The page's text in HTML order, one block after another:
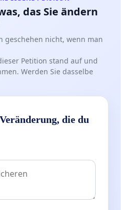
das Sie ändern
geschehen nicht, wenn man
Petition stand auf und
Werden Sie dasselbe
die du